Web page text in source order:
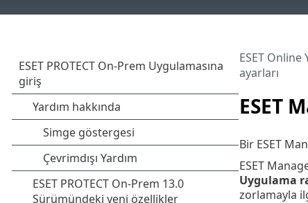
ESET
ESET Online
ayarları
Bir ESET
ESET
Uygulama
zorlamayla